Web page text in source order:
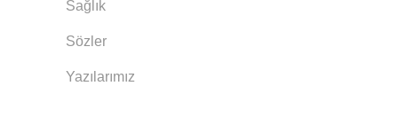
Sağlık
Sözler
Yazılarımız